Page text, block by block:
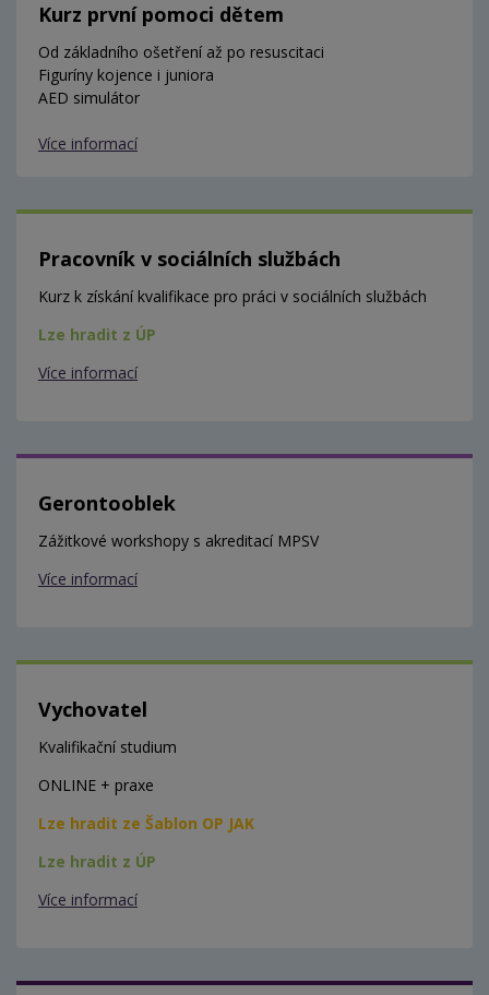
Kurz první pomoci dětem
Od základního ošetření až po resuscitaci
Figuríny kojence i juniora
AED simulátor
Více informací
Pracovník v sociálních službách
Kurz k získání kvalifikace pro práci v sociálních službách
Lze hradit z ÚP
Více informací
Gerontooblek
Zážitkové workshopy s akreditací MPSV
Více informací
Vychovatel
Kvalifikační studium
ONLINE + praxe
Lze hradit ze Šablon OP JAK
Lze hradit z ÚP
Více informací